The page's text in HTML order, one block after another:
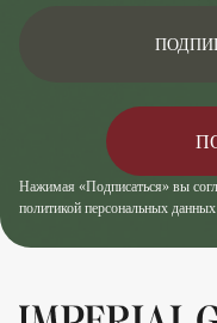
Нажимая «Подписаться» вы
политикой персональных данных